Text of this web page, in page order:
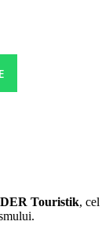
DER Touristik, cel